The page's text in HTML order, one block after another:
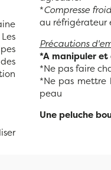
*Compresse
au réfrigérateur
Précautions
*A manipuler et
*Ne pas faire
*Ne pas mettre
peau
Une peluche